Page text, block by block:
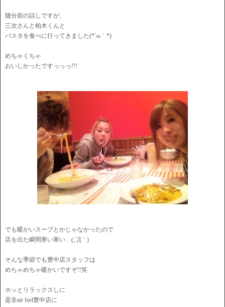
随分前の話しですが、
三次さんと柏木くんと
パスタを食べに行ってきました(*´ω｀*)
めちゃくちゃ
おいしかったですっっっ!!!
でも暖かいスープとかじゃなかったので
店を出た瞬間寒い寒い…(;´Д｀)
そんな季節でも豊中店スタッフは
めちゃめちゃ暖かいですぞ!!笑
ホッとリラックスしに
是非air feel豊中店に